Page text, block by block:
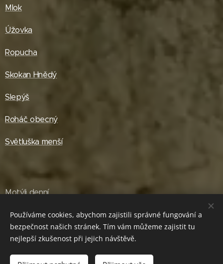
Mlok
Úžovka
Ropucha
Skokan Hnědý
Slepýš
Roháč obecný
Světluška menší
Motýli denní
Motýli noční
Používáme cookies, abychom zajistili správné fungování a
bezpečnost našich stránek. Tím vám můžeme zajistit tu
nejlepší zkušenost při jejich návštěvě.